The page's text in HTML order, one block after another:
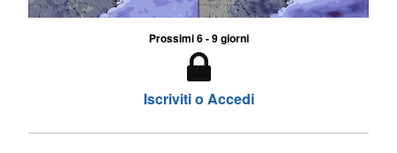
Prossimi 6 - 9 giorni
Iscriviti o Accedi